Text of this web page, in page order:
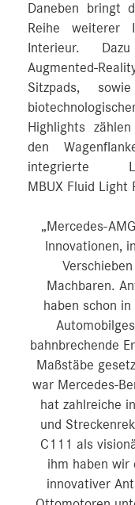
Daneben bringt
Reihe weiterer
Interieur.
Augmented-
Sitzpads,
Highlights
den
integrierte
MBUX Fluid Light
„Mercedes-
Innovationen,
Machbaren.
haben schon
bahnbrechende
Maßstäbe
war Mercedes-
hat zahlreiche
und
C111 als
ihm haben wir
innovativer